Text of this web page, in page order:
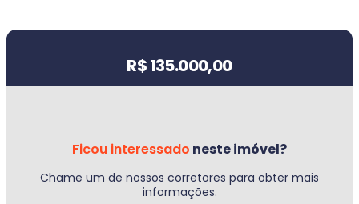
R$ 135.000,00
Ficou interessado neste imóvel?
Chame um de nossos corretores para obter mais
informações.